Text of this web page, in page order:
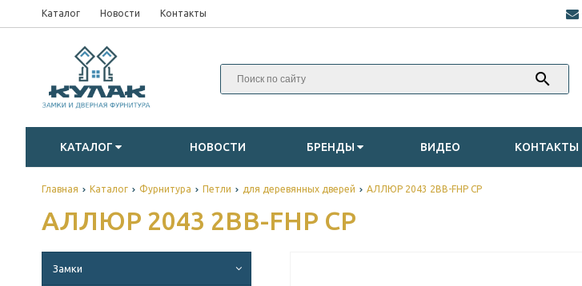
Каталог Новости Контакты
КАТАЛОГ НОВОСТИ БРЕНДЫ ВИДЕО КОНТАКТЫ
Главная Каталог Фурнитура Петли для деревянных дверей АЛЛЮР 2043 2BB-FHP CP
АЛЛЮР 2043 2BB-FHP CP
Замки